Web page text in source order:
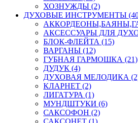
ХОЗНУЖДЫ (2)
ДУХОВЫЕ ИНСТРУМЕНТЫ
АКСЕССУАРЫ ДЛЯ
БЛОК-ФЛЕЙТА (15)
ВАРГАНЫ (12)
ГУБНАЯ ГАРМОШКА (21)
ДУДУК (4)
ДУХОВАЯ МЕЛОДИКА
КЛАРНЕТ (2)
ЛИГАТУРА (1)
МУНДШТУКИ (6)
САКСОФОН (2)
САКСОНЕТ (1)